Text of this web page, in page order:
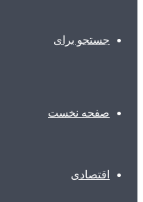
جستجو برای
صفحه نخست
اقتصادی